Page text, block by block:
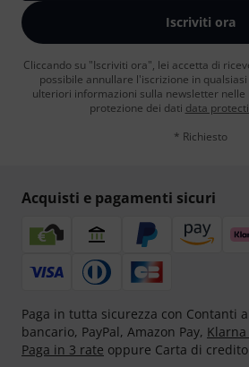
Iscriviti ora
Cliccando su "Iscriviti ora", lei accetta di
possibile annullare l'iscrizione in
ulteriori informazioni sulla newsletter nelle
protezione dei dati data
* Richiesto
Acquisti e pagamenti sicuri
Paga in tutta sicurezza con Contanti
bancario, PayPal, Amazon Pay, Klarna
Paga in 3 rate oppure Carta di